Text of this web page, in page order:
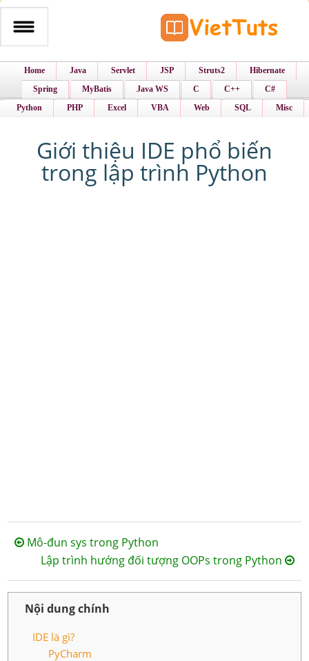
Home Java Servlet JSP Struts2
Hibernate
Spring
MyBatis Java WS C C++
C#
Python
PHP Excel VBA Web SQL Misc
Giới thiệu IDE phổ biến
trong lập trình Python
Mô-đun sys trong Python
Lập trình hướng đối tượng OOPs trong Python
Nội dung chính
IDE là gì?
PyCharm